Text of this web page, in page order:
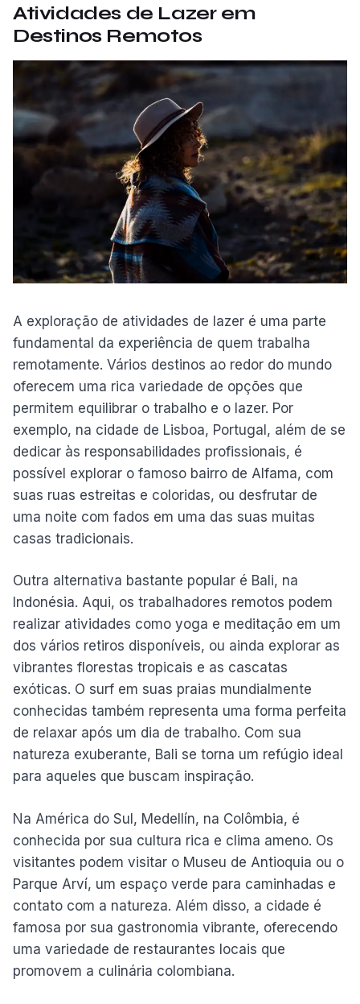
Atividades de Lazer em
Destinos Remotos
A exploração de atividades de lazer é uma parte
fundamental da experiência de quem trabalha
remotamente. Vários destinos ao redor do mundo
oferecem uma rica variedade de opções que
permitem equilibrar o trabalho e o lazer. Por
exemplo, na cidade de Lisboa, Portugal, além de se
dedicar às responsabilidades profissionais, é
possível explorar o famoso bairro de Alfama, com
suas ruas estreitas e coloridas, ou desfrutar de
uma noite com fados em uma das suas muitas
casas tradicionais.
Outra alternativa bastante popular é Bali, na
Indonésia. Aqui, os trabalhadores remotos podem
realizar atividades como yoga e meditação em um
dos vários retiros disponíveis, ou ainda explorar as
vibrantes florestas tropicais e as cascatas
exóticas. O surf em suas praias mundialmente
conhecidas também representa uma forma perfeita
de relaxar após um dia de trabalho. Com sua
natureza exuberante, Bali se torna um refúgio ideal
para aqueles que buscam inspiração.
Na América do Sul, Medellín, na Colômbia, é
conhecida por sua cultura rica e clima ameno. Os
visitantes podem visitar o Museu de Antioquia ou o
Parque Arví, um espaço verde para caminhadas e
contato com a natureza. Além disso, a cidade é
famosa por sua gastronomia vibrante, oferecendo
uma variedade de restaurantes locais que
promovem a culinária colombiana.